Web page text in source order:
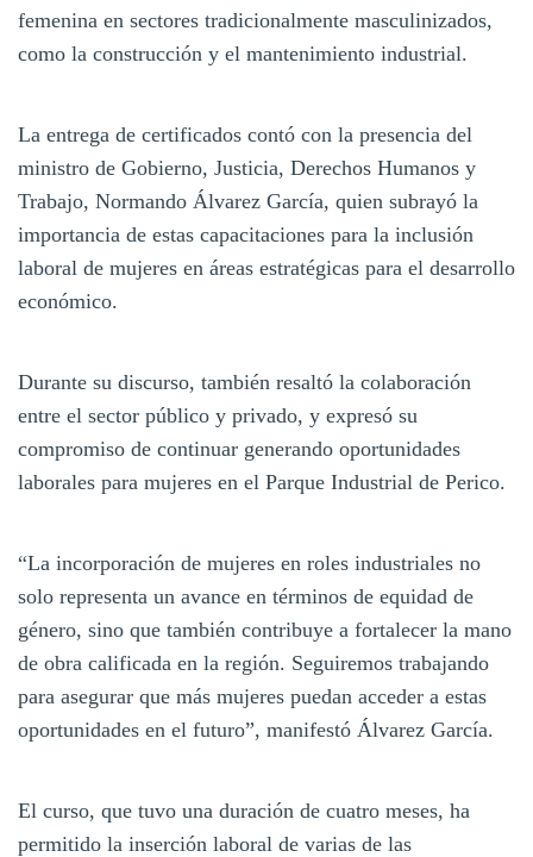
femenina en sectores tradicionalmente masculinizados,
como la construcción y el mantenimiento industrial.
La entrega de certificados contó con la presencia del
ministro de Gobierno, Justicia, Derechos Humanos y
Trabajo, Normando Álvarez García, quien subrayó la
importancia de estas capacitaciones para la inclusión
laboral de mujeres en áreas estratégicas para el desarrollo
económico.
Durante su discurso, también resaltó la colaboración
entre el sector público y privado, y expresó su
compromiso de continuar generando oportunidades
laborales para mujeres en el Parque Industrial de Perico.
“La incorporación de mujeres en roles industriales no
solo representa un avance en términos de equidad de
género, sino que también contribuye a fortalecer la mano
de obra calificada en la región. Seguiremos trabajando
para asegurar que más mujeres puedan acceder a estas
oportunidades en el futuro”, manifestó Álvarez García.
El curso, que tuvo una duración de cuatro meses, ha
permitido la inserción laboral de varias de las